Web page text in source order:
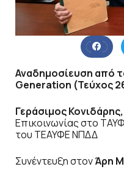
Αναδημοσίευση από
Generation (Τεύχος
Γεράσιμος Κονιδάρης,
Επικοινωνίας στο
του ΤΕΑΥΦΕ ΝΠΔΔ
Συνέντευξη στονΆρη